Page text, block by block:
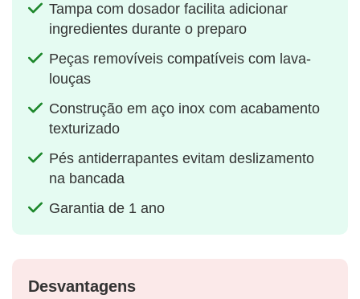
Tampa com dosador facilita adicionar
ingredientes durante o preparo
Peças removíveis compatíveis com lava-
louças
Construção em aço inox com acabamento
texturizado
Pés antiderrapantes evitam deslizamento
na bancada
Garantia de 1 ano
Desvantagens